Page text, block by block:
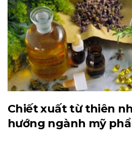
Chiết xuất từ thiên
hướng ngành mỹ